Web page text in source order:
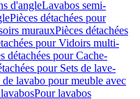
d'angleLavabos semi-
Pièces détachées pour
murauxPièces détachées
pour Vidoirs multi-
détachées pour Cache-
pour Sets de lave-
de lavabo pour meuble avec
Pour lavabos